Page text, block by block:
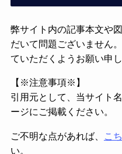
弊サイト内の記事本文や
だいて問題ございません
ていただくようお願い申し
【※注意事項※】
引用元として、当サイト
ージにご掲載ください。
ご不明な点があれば、 こ
い。